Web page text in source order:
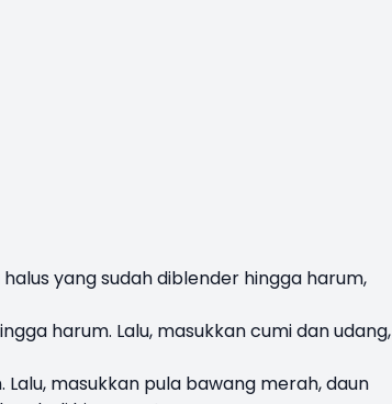
yang sudah diblender hingga harum,
harum. Lalu, masukkan cumi dan udang,
masukkan pula bawang merah, daun